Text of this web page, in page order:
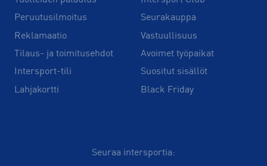
Peruutusilmoitus
Reklamaatio
Tilaus- ja toimitusehdot
Intersport-tili
Lahjakortti
Seurakauppa
Vastuullisuus
Avoimet työpaikat
Suositut sisällöt
Black Friday
Seuraa intersportia: